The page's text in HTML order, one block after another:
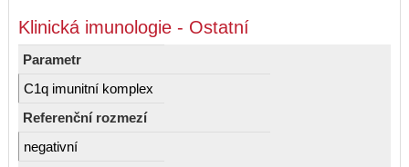
Klinická imunologie - Ostatní
Parametr
C1q imunitní komplex
Referenční rozmezí
negativní